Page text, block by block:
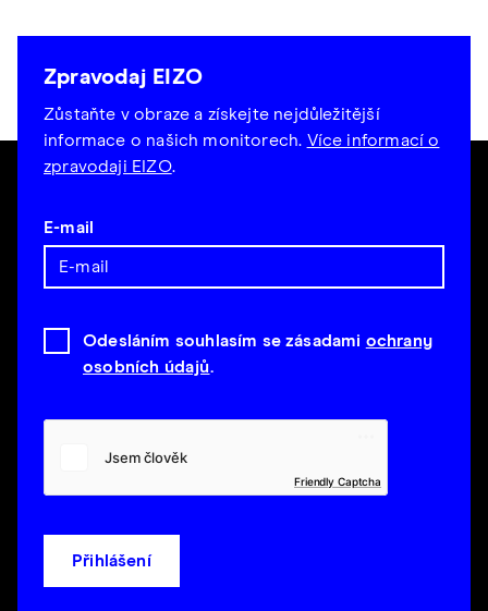
Zpravodaj EIZO
Zůstaňte v obraze a získejte nejdůležitější
informace o našich monitorech. Více informací o
zpravodaji EIZO.
E-mail
Odesláním souhlasím se zásadami ochrany
osobních údajů.
Friendly Captcha
Přihlášení